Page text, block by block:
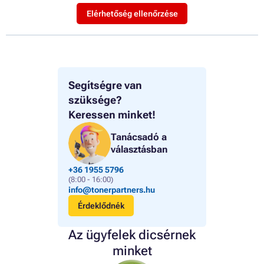
Segítségre van
szüksége?
Keressen minket!
Tanácsadó a
választásban
+36 1955 5796
(8:00 - 16:00)
info@tonerpartners.hu
Érdeklődnék
Az ügyfelek dicsérnek
minket
Elérhetőség ellenőrzése